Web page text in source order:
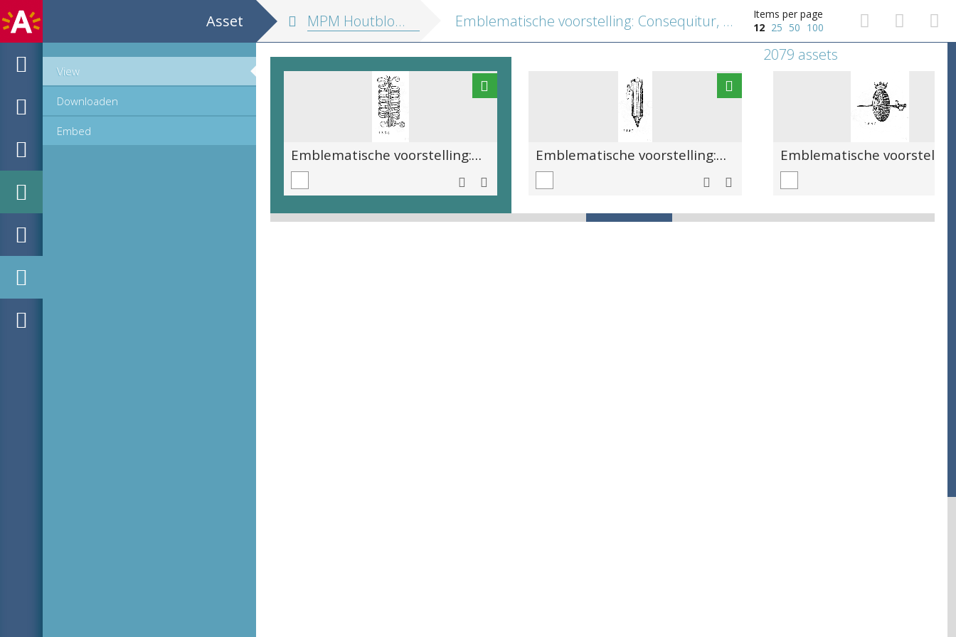
Asset
View
Downloaden
Embed
MPM Houtblokken vol. 1: Religieuze illustraties en Emblemata Emblematische voorstelling: Consequitur, quodeumque petit [Achterhaeltet al, daer hij nae mickt]
Items per page
12 25 50 100
2079 assets
Emblematische voorstelling: Consequitur, quodeumque petit [Achterhaeltet al, daer hij nae mickt] Emblematische voorstelling: Terit & teritur [Sulck slijpt, en voort geslepen weer]